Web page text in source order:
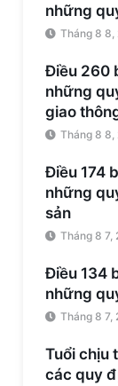
những
Tháng 8 8,
Điều 260
những
giao
Tháng 8 8,
Điều 174
những
sản
Tháng 8 7,
Điều 134
những
Tháng 8 7,
Tuổi chịu
các quy